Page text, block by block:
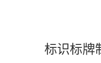
标识标牌